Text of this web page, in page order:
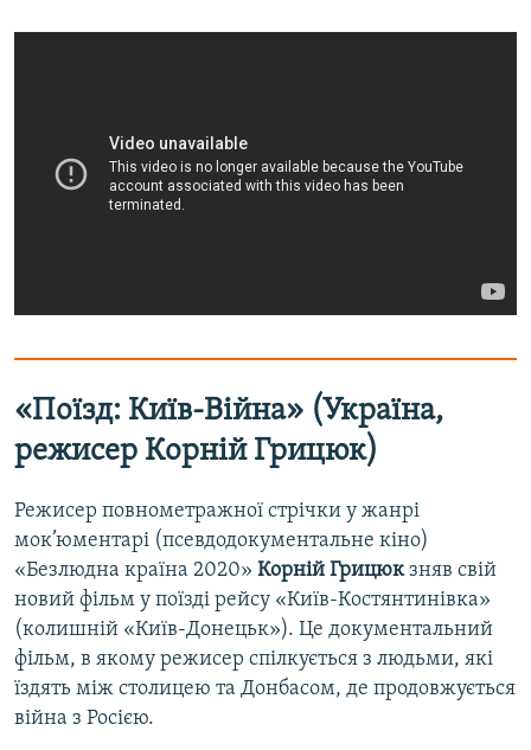
«Поїзд: Київ-Війна» (Україна,
режисер Корній Грицюк)
Режисер повнометражної стрічки у жанрі
мок’юментарі (псевдодокументальне кіно)
«Безлюдна країна 2020» Корній Грицюкзняв свій
новий фільм у поїзді рейсу «Київ-Костянтинівка»
(колишній «Київ-Донецьк»). Це документальний
фільм, в якому режисер спілкується з людьми, які
їздять між столицею та Донбасом, де продовжується
війна з Росією.